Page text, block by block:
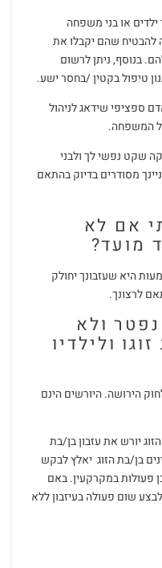
או בני משפחה
להבטיח שהם יקבלו את
בנוסף, ניתן לרשום
טיפול בקטין /בחסר ישע.
ספציפי שידאג לניהול
המשפחה.
שקט נפשי לך ולבני
מסודרים בדיוק בהתאם
אם לא
מועד?
היא שעזבונך יחולק
לרצונך.
ולא
ולילדיו
הירושה. היורשים הינם
יורש את עזבון בן/בת
בן/בת הזוג יאלץ לבקש
פעולות במקרקעין. באם
שום פעולה בעיזבון ללא